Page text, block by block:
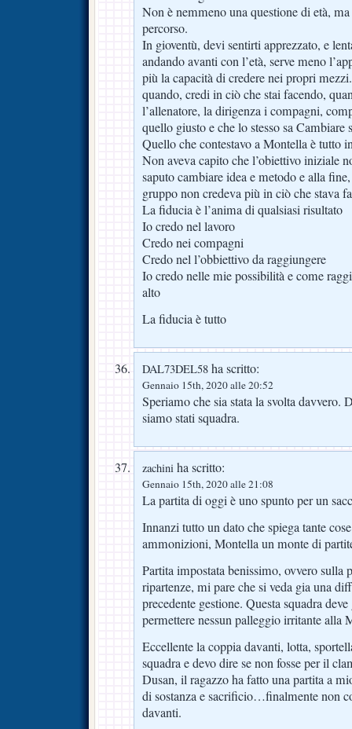
Non è nemmeno una questione di età,
percorso.
In gioventù, devi sentirti apprezzato, e
andando avanti con l’età, serve meno
più la capacità di credere nei propri
quando, credi in ciò che stai facendo,
l’allenatore, la dirigenza i compagni,
quello giusto e che lo stesso sa Cambiare
Quello che contestavo a Montella è tutto
Non aveva capito che l’obiettivo iniziale
saputo cambiare idea e metodo e alla
gruppo non credeva più in ciò che stava
La fiducia è l’anima di qualsiasi risultato
Io credo nel lavoro
Credo nei compagni
Credo nel l’obbiettivo da raggiungere
Io credo nelle mie possibilità e come
alto
La fiducia è tutto
DAL73DEL58 ha scritto:
Gennaio 15th, 2020 alle 20:52
Speriamo che sia stata la svolta davvero.
siamo stati squadra.
zachini ha scritto:
Gennaio 15th, 2020 alle 21:08
La partita di oggi è uno spunto per un
Innanzi tutto un dato che spiega tante
ammonizioni, Montella un monte di
Partita impostata benissimo, ovvero sulla
ripartenze, mi pare che si veda gia una
precedente gestione. Questa squadra
permettere nessun palleggio irritante alla
Eccellente la coppia davanti, lotta,
squadra e devo dire se non fosse per il
Dusan, il ragazzo ha fatto una partita a
di sostanza e sacrificio…finalmente non
davanti.